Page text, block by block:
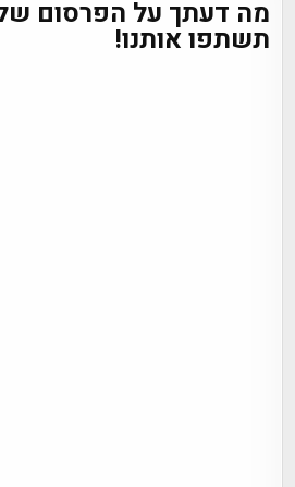
מה דעתך על הפרסום
תשתפו אותנו!